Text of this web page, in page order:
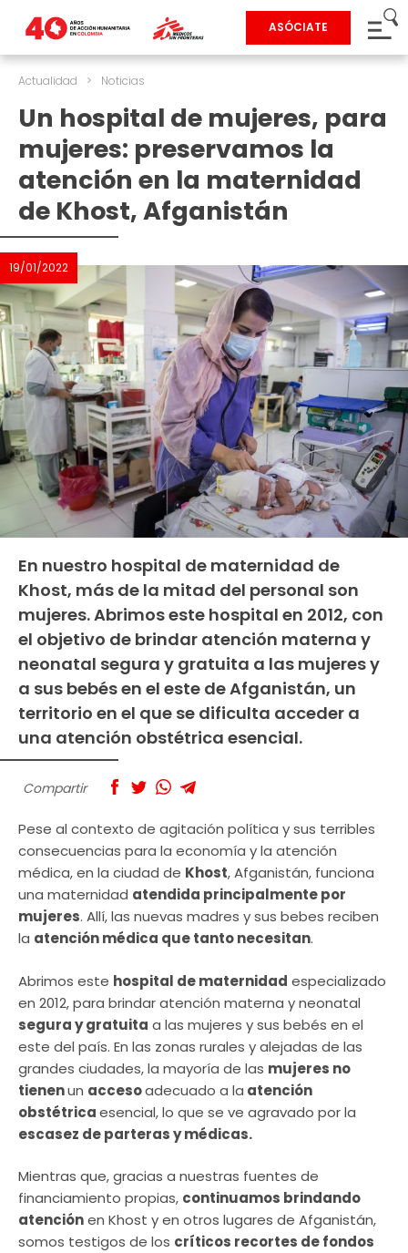
ASÓCIATE
Actualidad > Noticias
Un hospital de mujeres, para
mujeres: preservamos la
atención en la maternidad
de Khost, Afganistán
19/01/2022
En nuestro hospital de maternidad de
Khost, más de la mitad del personal son
mujeres. Abrimos este hospital en 2012, con
el objetivo de brindar atención materna y
neonatal segura y gratuita a las mujeres y
a sus bebés en el este de Afganistán, un
territorio en el que se dificulta acceder a
una atención obstétrica esencial.
Compartir
Pese al contexto de agitación política y sus terribles
consecuencias para la economía y la atención
médica, en la ciudad de Khost, Afganistán, funciona
una maternidad atendida principalmente por
mujeres. Allí, las nuevas madres y sus bebes reciben
la atención médica que tanto necesitan.
Abrimos este hospital de maternidad especializado
en 2012, para brindar atención materna y neonatal
segura y gratuita a las mujeres y sus bebés en el
este del país. En las zonas rurales y alejadas de las
grandes ciudades, la mayoría de las mujeres no
tienenun accesoadecuado a la atención
obstétricaesencial, lo que se ve agravado por la
escasez de parteras y médicas.
Mientras que, gracias a nuestras fuentes de
financiamiento propias, continuamos brindando
atenciónen Khost y en otros lugares de Afganistán,
somos testigos de los críticos recortes de fondos